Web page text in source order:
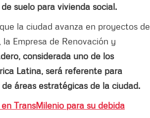
suelo para vivienda social.
la ciudad avanza en proyectos de
Empresa de Renovación y
considerada uno de los
Latina, será referente para
áreas estratégicas de la ciudad.
TransMilenio para su debida